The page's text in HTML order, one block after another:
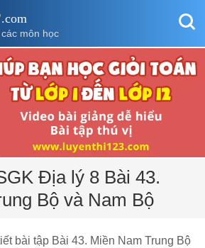
.com
môn học
Địa lý 8 Bài 43.
Bộ và Nam Bộ
bài tập Bài 43. Miền Nam Trung Bộ